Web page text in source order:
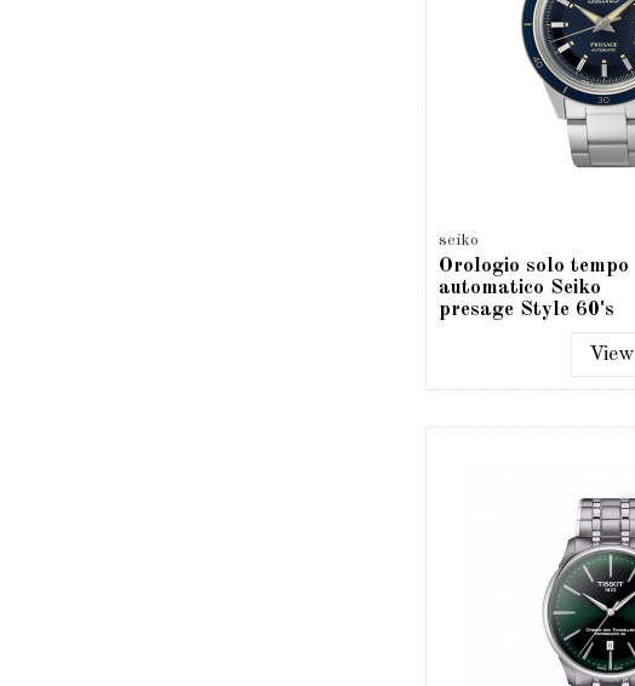
seiko
Orologio solo tempo
automatico Seiko
presage Style 60's
View